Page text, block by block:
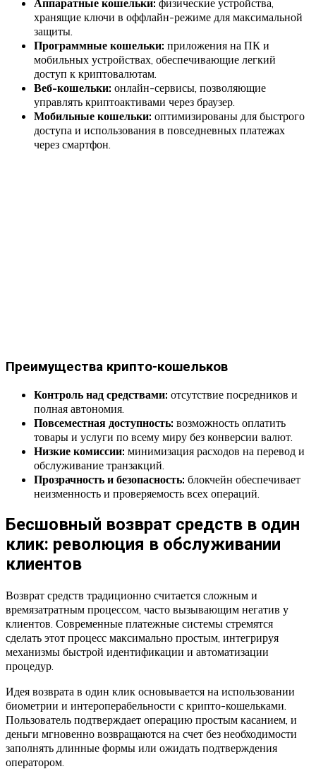
хранящие ключи в оффлайн-режиме для максимальной
защиты.
Программные кошельки: приложения на ПК и
мобильных устройствах, обеспечивающие легкий
доступ к криптовалютам.
Веб-кошельки: онлайн-сервисы, позволяющие
управлять криптоактивами через браузер.
Мобильные кошельки: оптимизированы для быстрого
доступа и использования в повседневных платежах
через смартфон.
Преимущества крипто-кошельков
Контроль над средствами: отсутствие посредников и
полная автономия.
Повсеместная доступность: возможность оплатить
товары и услуги по всему миру без конверсии валют.
Низкие комиссии: минимизация расходов на перевод и
обслуживание транзакций.
Прозрачность и безопасность: блокчейн обеспечивает
неизменность и проверяемость всех операций.
Бесшовный возврат средств в один
клик: революция в обслуживании
клиентов
Возврат средств традиционно считается сложным и
времязатратным процессом, часто вызывающим негатив у
клиентов. Современные платежные системы стремятся
сделать этот процесс максимально простым, интегрируя
механизмы быстрой идентификации и автоматизации
процедур.
Идея возврата в один клик основывается на использовании
биометрии и интероперабельности с крипто-кошельками.
Пользователь подтверждает операцию простым касанием, и
деньги мгновенно возвращаются на счет без необходимости
заполнять длинные формы или ожидать подтверждения
оператором.